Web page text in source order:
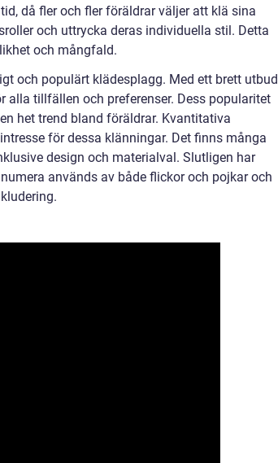
då fler och fler föräldrar väljer att klä sina
och uttrycka deras individuella stil. Detta
och mångfald.
och populärt klädesplagg. Med ett brett utbud
tillfällen och preferenser. Dess popularitet
het trend bland föräldrar. Kvantitativa
för dessa klänningar. Det finns många
design och materialval. Slutligen har
används av både flickor och pojkar och